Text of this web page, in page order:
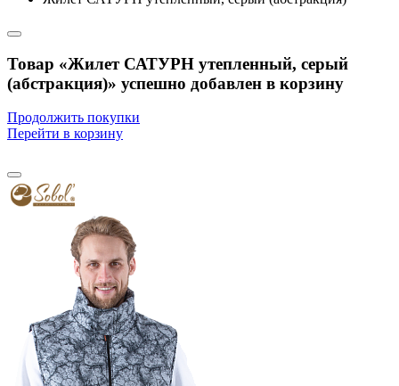
Товар «Жилет САТУРН утепленный, серый
(абстракция)» успешно добавлен в корзину
Продолжить покупки
Перейти в корзину